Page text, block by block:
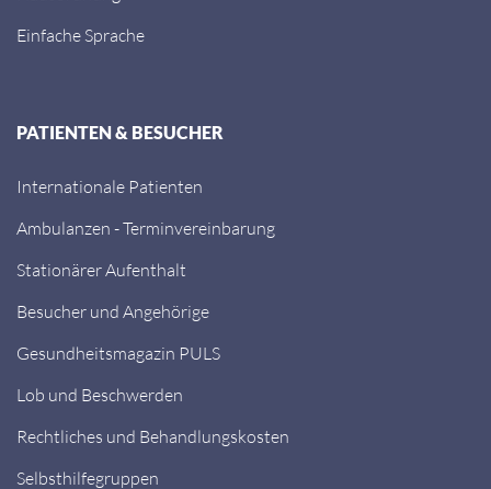
Einfache Sprache
PATIENTEN & BESUCHER
Internationale Patienten
Ambulanzen - Terminvereinbarung
Stationärer Aufenthalt
Besucher und Angehörige
Gesundheitsmagazin PULS
Lob und Beschwerden
Rechtliches und Behandlungskosten
Selbsthilfegruppen